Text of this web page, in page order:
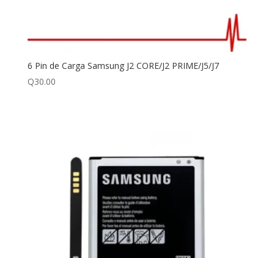
6 Pin de Carga Samsung J2 CORE/J2 PRIME/J5/J7
Q30.00